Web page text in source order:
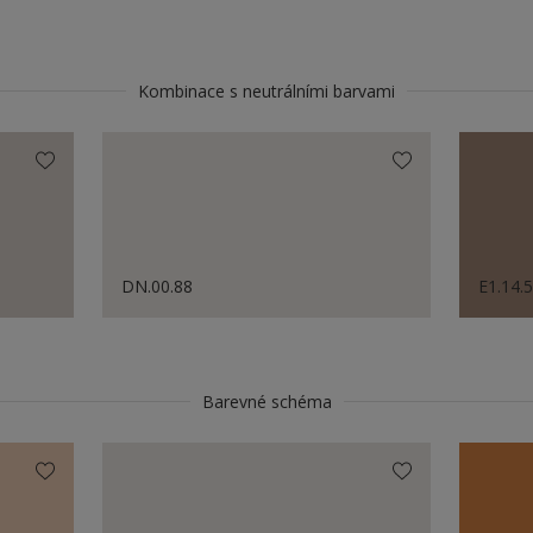
Kombinace s neutrálními barvami
DN.00.88
Barevné schéma